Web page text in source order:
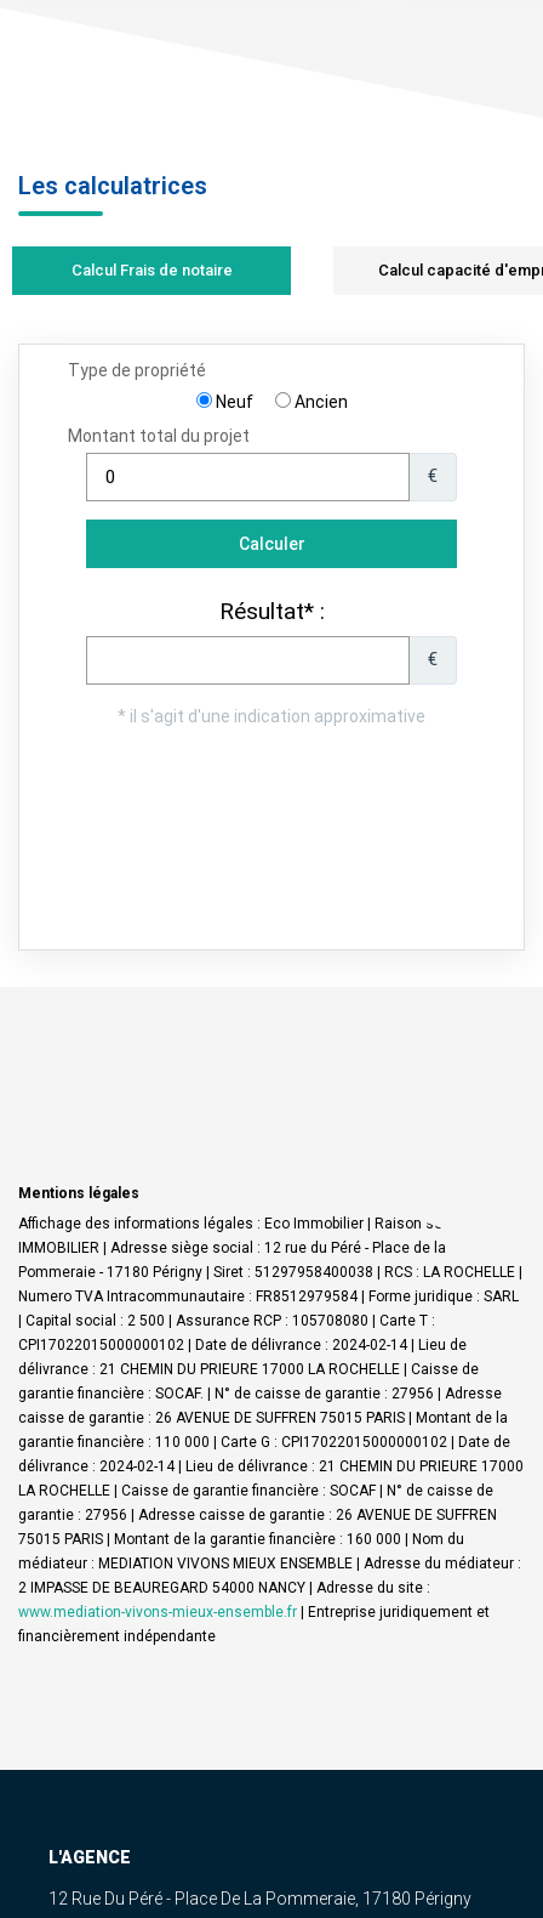
Les calculatrices
Calcul Frais de notaire Calcul capacité
Mentions légales
Affichage des informations légales : Eco Immobilier | Raison sociale : ECO
IMMOBILIER | Adresse siège social : 12 rue du Péré - Place de la
Pommeraie - 17180 Périgny | Siret : 51297958400038 | RCS : LA ROCHELLE |
Numero TVA Intracommunautaire : FR8512979584 | Forme juridique : SARL
| Capital social : 2 500 | Assurance RCP : 105708080 | Carte T :
CPI17022015000000102 | Date de délivrance : 2024-02-14 | Lieu de
délivrance : 21 CHEMIN DU PRIEURE 17000 LA ROCHELLE | Caisse de
garantie financière : SOCAF. | N° de caisse de garantie : 27956 | Adresse
caisse de garantie : 26 AVENUE DE SUFFREN 75015 PARIS | Montant de la
garantie financière : 110 000 | Carte G : CPI17022015000000102 | Date de
délivrance : 2024-02-14 | Lieu de délivrance : 21 CHEMIN DU PRIEURE 17000
LA ROCHELLE | Caisse de garantie financière : SOCAF | N° de caisse de
garantie : 27956 | Adresse caisse de garantie : 26 AVENUE DE SUFFREN
75015 PARIS | Montant de la garantie financière : 160 000 | Nom du
médiateur : MEDIATION VIVONS MIEUX ENSEMBLE | Adresse du médiateur :
2 IMPASSE DE BEAUREGARD 54000 NANCY | Adresse du site :
www.mediation-vivons-mieux-ensemble.fr | Entreprise juridiquement et
financièrement indépendante
L'AGENCE
12 Rue Du Péré - Place De La Pommeraie, 17180 Périgny